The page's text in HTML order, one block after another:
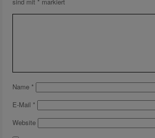
sind mit * markiert
Name *
E-Mail *
Website